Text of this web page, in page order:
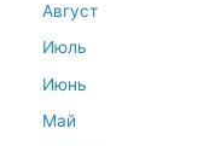
Август
Июль
Июнь
Май